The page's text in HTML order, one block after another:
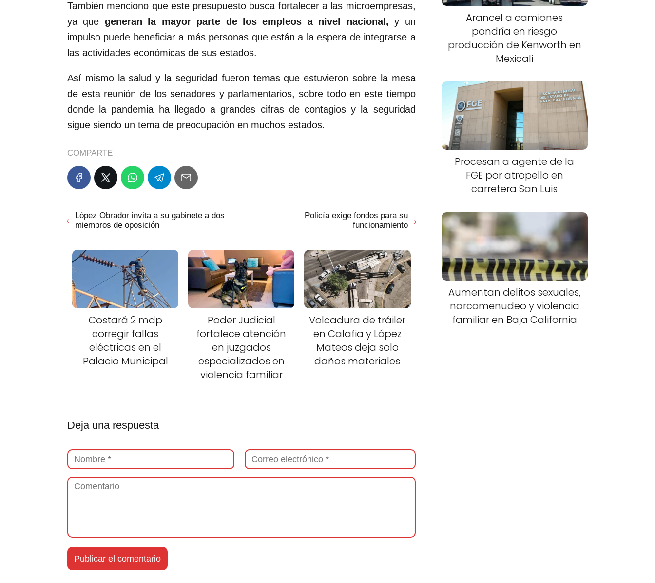
También menciono que este presupuesto busca fortalecer a las microempresas,
ya que generan la mayor parte de los empleos a nivel nacional, y un
impulso puede beneficiar a más personas que están a la espera de integrarse a
las actividades económicas de sus estados.
Así mismo la salud y la seguridad fueron temas que estuvieron sobre la mesa
de esta reunión de los senadores y parlamentarios, sobre todo en este tiempo
donde la pandemia ha llegado a grandes cifras de contagios y la seguridad
sigue siendo un tema de preocupación en muchos estados.
COMPARTE
López Obrador invita a su gabinete a dos
miembros de oposición
Policía exige fondos para su
funcionamiento
Costará 2 mdp
corregir fallas
eléctricas en el
Palacio Municipal
Poder Judicial
fortalece atención
en juzgados
especializados en
violencia familiar
Volcadura de tráiler
en Calafia y López
Mateos deja solo
daños materiales
Deja una respuesta
Arancel a camiones
pondría en riesgo
producción de Kenworth en
Mexicali
Procesan a agente de la
FGE por atropello en
carretera San Luis
Aumentan delitos sexuales,
narcomenudeo y violencia
familiar en Baja California